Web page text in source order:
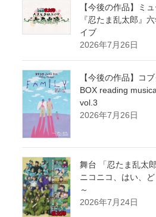
【今後の作品】ミ
『忍たま乱太郎』
イブ
2026年7月26日
【今後の作品】コ
BOX reading
vol.3
2026年7月26日
舞台 「忍たま乱太
ニコニコ、はい、
～
2026年7月24日